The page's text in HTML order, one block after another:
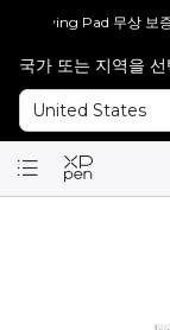
Drawing Pad 무상 보증
[Artist 13.3 Pro V2], 다
[Artist 15.6 Pro V2], 다
회원가입 시 <1만
설레는 핑크의 등
국가 또는 지역을
United States